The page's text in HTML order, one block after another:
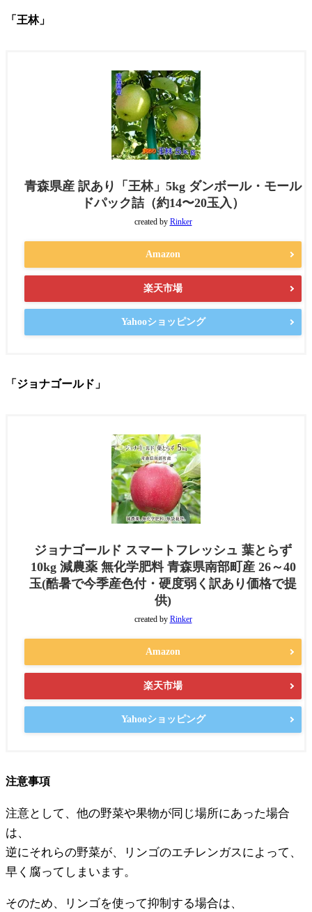
「王林」
青森県産 訳あり「王林」5kg ダンボール・モール
ドパック詰（約14〜20玉入）
created by Rinker
Amazon
楽天市場
Yahooショッピング
「ジョナゴールド」
ジョナゴールド スマートフレッシュ 葉とらず
10kg 減農薬 無化学肥料 青森県南部町産 26～40
玉(酷暑で今季産色付・硬度弱く訳あり価格で提
供)
created by Rinker
Amazon
楽天市場
Yahooショッピング
注意事項
注意として、他の野菜や果物が同じ場所にあった場合
は、
逆にそれらの野菜が、リンゴのエチレンガスによって、
早く腐ってしまいます。
そのため、リンゴを使って抑制する場合は、